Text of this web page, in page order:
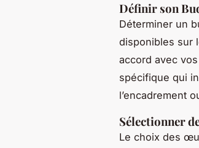
Définir son
Déterminer un
disponibles sur
accord avec
spécifique qui
l’encadrement
Sélectionner
Le choix des